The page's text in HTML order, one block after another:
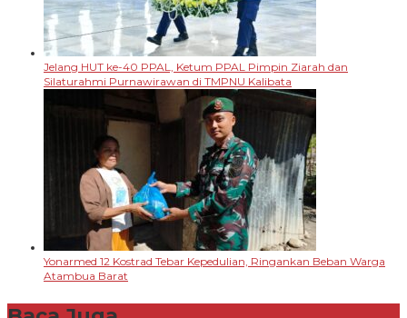
Jelang HUT ke-40 PPAL, Ketum PPAL Pimpin Ziarah dan
Silaturahmi Purnawirawan di TMPNU Kalibata
Yonarmed 12 Kostrad Tebar Kepedulian, Ringankan Beban Warga
Atambua Barat